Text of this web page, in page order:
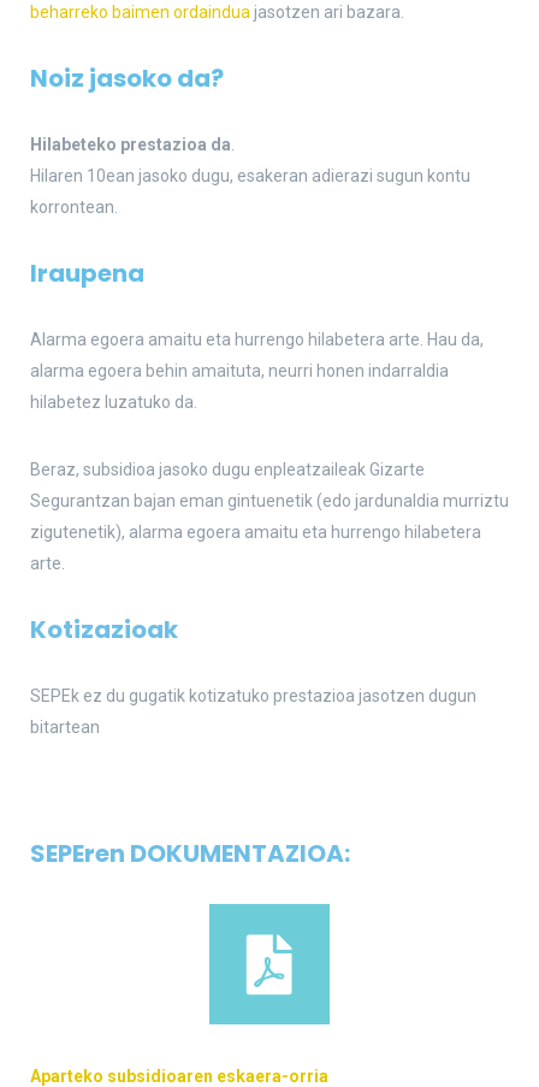
beharreko baimen ordaindua jasotzen ari bazara.
Noiz jasoko da?
Hilabeteko prestazioa da
Hilaren 10ean jasoko dugu, esakeran adierazi sugun kontu
korrontean.
Iraupena
Alarma egoera amaitu eta hurrengo hilabetera arte. Hau da,
alarma egoera behin amaituta, neurri honen indarraldia
hilabetez luzatuko da.
Beraz, subsidioa jasoko dugu enpleatzaileak Gizarte
Segurantzan bajan eman gintuenetik (edo jardunaldia murriztu
zigutenetik), alarma egoera amaitu eta hurrengo hilabetera
arte.
Kotizazioak
SEPEk ez du gugatik kotizatuko prestazioa jasotzen dugun
bitartean
SEPEren DOKUMENTAZIOA:
Aparteko subsidioaren eskaera-orria